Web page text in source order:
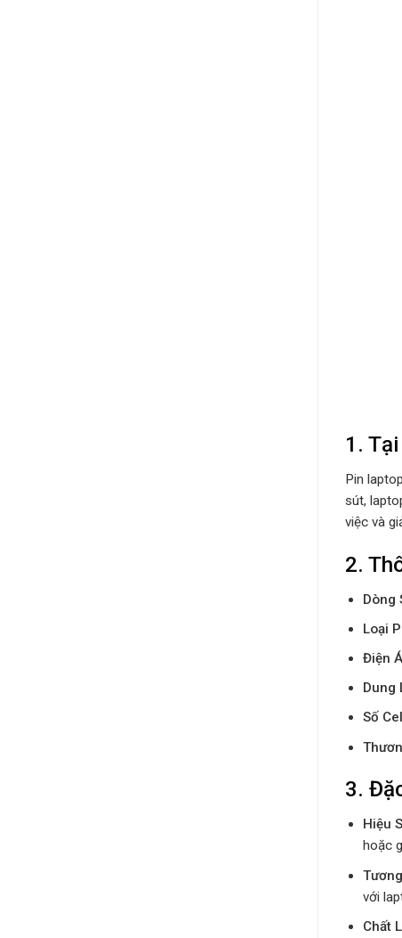
1.
Pin
sút,
việc và
2.
Dòng
Loại
Điện
Dung
Số Cell
3.
Hiệu
hoặc
với
Chất